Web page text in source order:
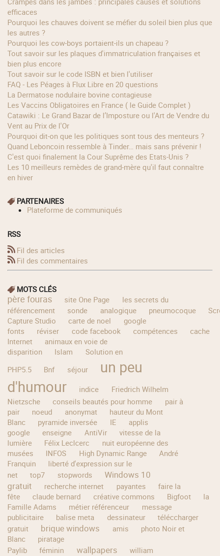
efficaces
Pourquoi les chauves doivent se méfier du soleil bien plus que
les autres ?
Pourquoi les cow‑boys portaient‑ils un chapeau ?
Tout savoir sur les plaques d'immatriculation françaises et
bien plus encore
Tout savoir sur le code ISBN et bien l'utiliser
FAQ - Les Péages à Flux Libre en 20 questions
La Dermatose nodulaire bovine contagieuse
Les Vaccins Obligatoires en France ( le Guide Complet )
Catawiki : Le Grand Bazar de l’Imposture ou l'Art de Vendre du
Vent au Prix de l'Or
Pourquoi dit-on que les politiques sont tous des menteurs ?
Quand Leboncoin ressemble à Tinder… mais sans prévenir !
C'est quoi finalement la Cour Suprême des Etats-Unis ?
Les 10 meilleurs remèdes de grand-mère qu'il faut connaître
en hiver
PARTENAIRES
Plateforme de communiqués
RSS
Fil des articles
Fil des commentaires
MOTS CLÉS
père fouras site One Page
les secrets du
référencement
sonde analogique pneumocoque
Capture Studio
carte de noel
google
fonts
réviser code facebook compétences
cache
Internet
animaux en voie de
disparition
Islam
Solution en
PHP5.5
Bnf séjour
un peu
d'humour
indice
Friedrich Wilhelm
Nietzsche
conseils beautés pour homme
pair à
pair
noeud anonymat
hauteur du Mont
Blanc
pyramide inversée IE
applis
google
enseigne AntiVir
vitesse de la
lumière
Félix Leclcerc
nuit européenne des
musées
INFOS High Dynamic Range
André
Franquin
liberté d'expression sur le
net
top7 stopwords
Windows 10
gratuit
recherche internet payantes
faire la
fête
claude bernard créative commons Bigfoot
la
Famille Adams
métier référenceur
message
publicitaire
balise meta dessinateur
téléccharger
gratuit
brique windows amis
photo Noir et
Blanc
piratage
Paylib
féminin wallpapers william